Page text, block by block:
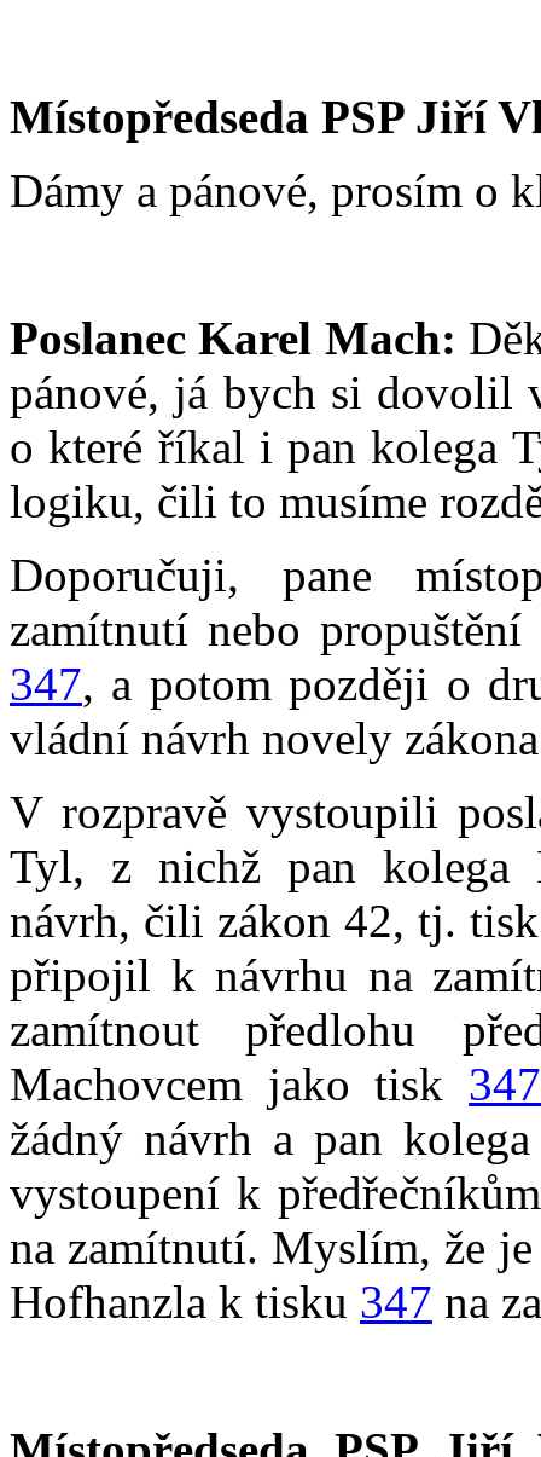
Místopředseda PSP Jiří
Dámy a pánové, prosím o
Poslanec Karel Mach:
pánové, já bych si dovolil
o které říkal i pan kolega
logiku, čili to musíme
Doporučuji, pane
zamítnutí nebo
347, a potom později o
vládní návrh novely
V rozpravě vystoupili
Tyl, z nichž pan kolega
návrh, čili zákon 42, tj.
připojil k návrhu na
zamítnout předlohu
Machovcem jako tisk 347
žádný návrh a pan
vystoupení k
na zamítnutí. Myslím, že
Hofhanzla k tisku 347 na